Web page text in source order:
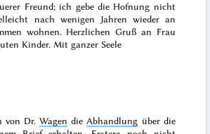
Freund; ich gebe die Hofnung nicht
nach wenigen Jahren wieder an
wohnen. Herzlichen Gruß an Frau
Kinder. Mit ganzer Seele
von Dr.Wagen dieAbhandlung über die